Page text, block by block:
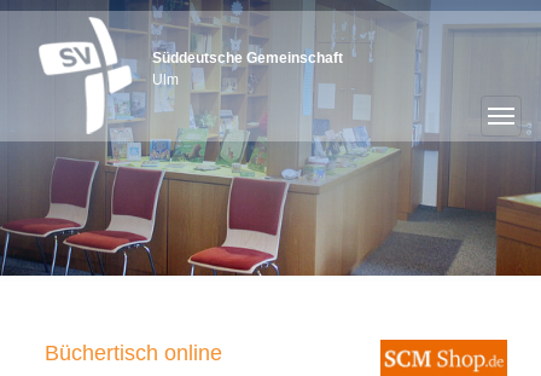
Süddeutsche Gemeinschaft
Ulm
Büchertisch online